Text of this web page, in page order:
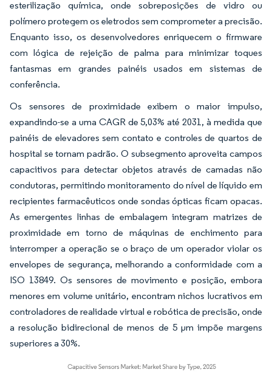
esterilização química, onde sobreposições de vidro ou
polímero protegem os eletrodos sem comprometer a precisão.
Enquanto isso, os desenvolvedores enriquecem o firmware
com lógica de rejeição de palma para minimizar toques
fantasmas em grandes painéis usados em sistemas de
conferência.
Os sensores de proximidade exibem o maior impulso,
expandindo-se a uma CAGR de 5,03% até 2031, à medida que
painéis de elevadores sem contato e controles de quartos de
hospital se tornam padrão. O subsegmento aproveita campos
capacitivos para detectar objetos através de camadas não
condutoras, permitindo monitoramento do nível de líquido em
recipientes farmacêuticos onde sondas ópticas ficam opacas.
As emergentes linhas de embalagem integram matrizes de
proximidade em torno de máquinas de enchimento para
interromper a operação se o braço de um operador violar os
envelopes de segurança, melhorando a conformidade com a
ISO 13849. Os sensores de movimento e posição, embora
menores em volume unitário, encontram nichos lucrativos em
controladores de realidade virtual e robótica de precisão, onde
a resolução bidirecional de menos de 5 µm impõe margens
superiores a 30%.